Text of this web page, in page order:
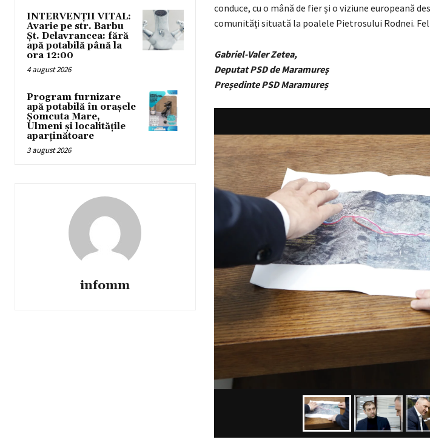
INTERVENȚII VITAL:
Avarie pe str. Barbu
Șt. Delavrancea: fără
apă potabilă până la
ora 12:00
4 august 2026
Program furnizare
apă potabilă în orașele
Șomcuta Mare,
Ulmeni și localitățile
aparținătoare
3 august 2026
infomm
conduce, cu o mână de fier și o viziune europeană
comunități situată la poalele Pietrosului Rodnei.
Gabriel-Valer Zetea,
Deputat PSD de Maramureș
Președinte PSD Maramureș